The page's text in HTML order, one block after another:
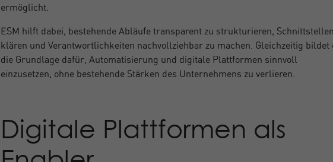
ermöglicht.
ESM hilft dabei, bestehende Abläufe transparent zu strukturieren,
klären und Verantwortlichkeiten nachvollziehbar zu machen. Gleichzeitig bildet
die Grundlage dafür, Automatisierung und digitale Plattformen sinnvoll
einzusetzen, ohne bestehende Stärken des Unternehmens zu verlieren.
Digitale Plattformen als